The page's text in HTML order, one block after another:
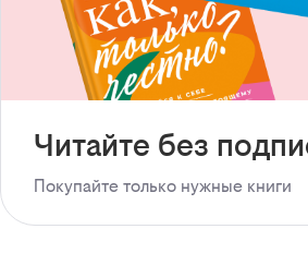
Читайте без
Покупайте только нужные книги